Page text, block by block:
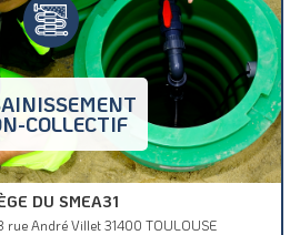
COLLECTIF
DU SMEA31
rue André Villet 31400 TOULOUSE